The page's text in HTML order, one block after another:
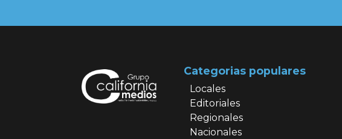
Categorias populares
Locales
Editoriales
Regionales
Nacionales